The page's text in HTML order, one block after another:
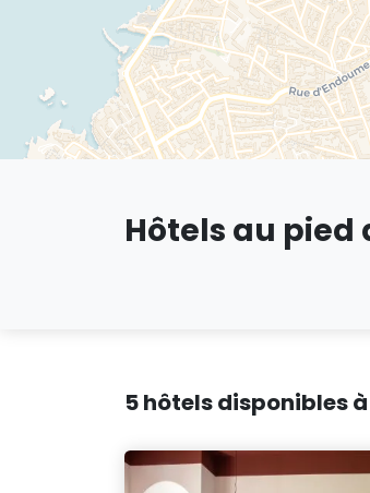
Hôtels au pied
5 hôtels disponibles